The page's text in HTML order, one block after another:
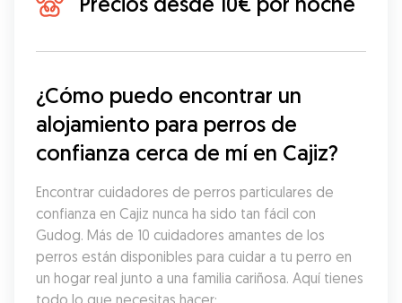
¿Cómo puedo encontrar un
alojamiento para perros de
confianza cerca de mí en Cajiz?
Encontrar cuidadores de perros particulares de
confianza en Cajiz nunca ha sido tan fácil con
Gudog. Más de 10 cuidadores amantes de los
perros están disponibles para cuidar a tu perro en
un hogar real junto a una familia cariñosa. Aquí tienes
todo lo que necesitas hacer: